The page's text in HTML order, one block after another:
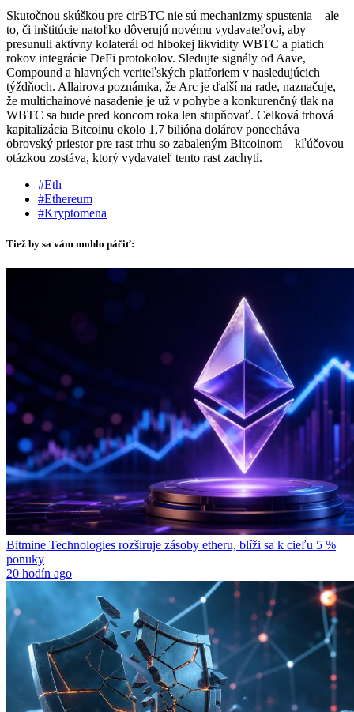
Skutočnou skúškou pre cirBTC nie sú mechanizmy spustenia – ale
to, či inštitúcie natoľko dôverujú novému vydavateľovi, aby
presunuli aktívny kolaterál od hlbokej likvidity WBTC a piatich
rokov integrácie DeFi protokolov. Sledujte signály od Aave,
Compound a hlavných veriteľských platforiem v nasledujúcich
týždňoch. Allairova poznámka, že Arc je ďalší na rade, naznačuje,
že multichainové nasadenie je už v pohybe a konkurenčný tlak na
WBTC sa bude pred koncom roka len stupňovať. Celková trhová
kapitalizácia Bitcoinu okolo 1,7 bilióna dolárov ponecháva
obrovský priestor pre rast trhu so zabaleným Bitcoinom – kľúčovou
otázkou zostáva, ktorý vydavateľ tento rast zachytí.
#Eth
#Ethereum
#Kryptomena
Tiež by sa vám mohlo páčiť:
Bitmine Technologies rozširuje zásoby etheru, blíži sa k cieľu 5 %
ponuky
20 hodín ago